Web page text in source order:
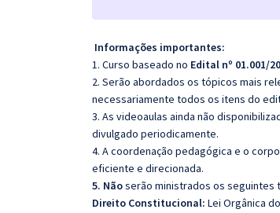
Informações importantes:
1. Curso baseado no Edital nº 01.001/
2. Serão abordados os tópicos mais
necessariamente todos os itens do
3. As videoaulas ainda não
divulgado periodicamente.
4. A coordenação pedagógica e o
eficiente e direcionada.
5. Nãoserão ministrados os seguintes
Direito Constitucional: Lei Orgânica